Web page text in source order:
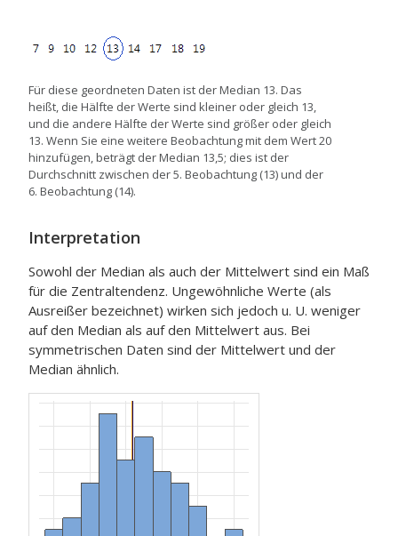
Für diese geordneten Daten ist der Median 13. Das
heißt, die Hälfte der Werte sind kleiner oder gleich 13,
und die andere Hälfte der Werte sind größer oder gleich
13. Wenn Sie eine weitere Beobachtung mit dem Wert 20
hinzufügen, beträgt der Median 13,5; dies ist der
Durchschnitt zwischen der 5. Beobachtung (13) und der
6. Beobachtung (14).
Interpretation
Sowohl der Median als auch der Mittelwert sind ein Maß
für die Zentraltendenz. Ungewöhnliche Werte (als
Ausreißer bezeichnet) wirken sich jedoch u. U. weniger
auf den Median als auf den Mittelwert aus. Bei
symmetrischen Daten sind der Mittelwert und der
Median ähnlich.